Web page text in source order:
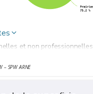
et non professionnelles
– SPW ARNE